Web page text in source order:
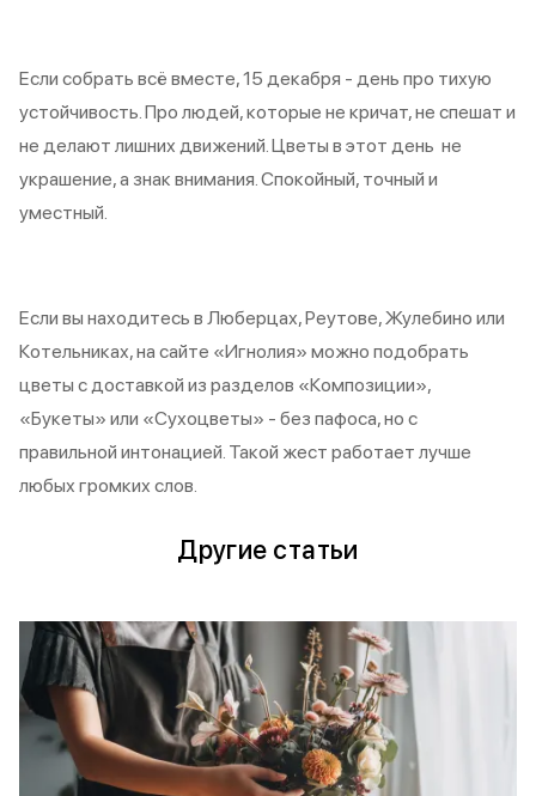
Если собрать всё вместе, 15 декабря - день про тихую
устойчивость. Про людей, которые не кричат, не спешат и
не делают лишних движений. Цветы в этот день не
украшение, а знак внимания. Спокойный, точный и
уместный.
Если вы находитесь в Люберцах, Реутове, Жулебино или
Котельниках, на сайте «Игнолия» можно подобрать
цветы с доставкой из разделов «Композиции»,
«Букеты» или «Сухоцветы» - без пафоса, но с
правильной интонацией. Такой жест работает лучше
любых громких слов.
Другие статьи